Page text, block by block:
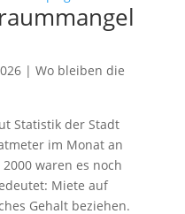
| Wo bleiben die
Statistik der Stadt
im Monat an
waren es noch
Miete auf
Gehalt beziehen.